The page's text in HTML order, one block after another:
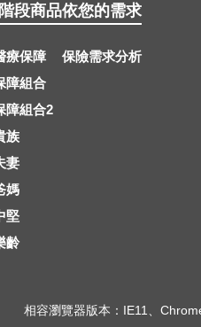
段商品
療保障
障組合
障組合2
族
妻
媽
堅
齡
依您的需求
保險需求分析
相容瀏覽器版本：IE11、